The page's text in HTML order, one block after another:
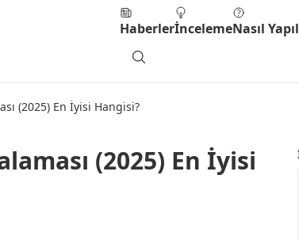
HaberlerİncelemeNasıl
(2025) En İyisi Hangisi?
(2025) En İyisi